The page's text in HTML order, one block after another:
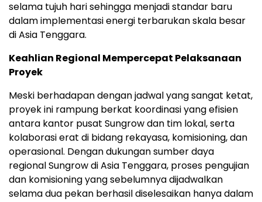
selama tujuh hari sehingga menjadi standar baru
dalam implementasi energi terbarukan skala besar
di Asia Tenggara.
Keahlian Regional Mempercepat Pelaksanaan
Proyek
Meski berhadapan dengan jadwal yang sangat ketat,
proyek ini rampung berkat koordinasi yang efisien
antara kantor pusat Sungrow dan tim lokal, serta
kolaborasi erat di bidang rekayasa, komisioning, dan
operasional. Dengan dukungan sumber daya
regional Sungrow di Asia Tenggara, proses pengujian
dan komisioning yang sebelumnya dijadwalkan
selama dua pekan berhasil diselesaikan hanya dalam